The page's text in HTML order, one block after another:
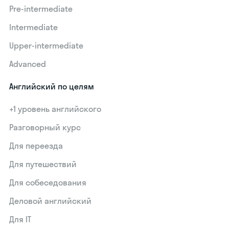
Pre-intermediate
Intermediate
Upper-intermediate
Advanced
Английский по целям
+1 уровень английского
Разговорный курс
Для переезда
Для путешествий
Для собеседования
Деловой английский
Для IT